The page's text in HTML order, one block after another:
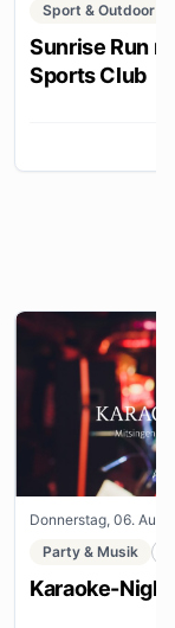
Sport & Outdoor
Sunrise Run
Sports Club
Donnerstag, 06. Aug.
Party & Musik
Karaoke-Night